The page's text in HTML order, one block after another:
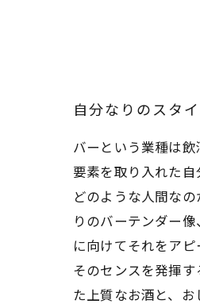
自分なりのスタ
バーという業種は
要素を取り入れた
どのような人間な
りのバーテンダー
に向けてそれをア
そのセンスを発揮
た上質なお酒と、